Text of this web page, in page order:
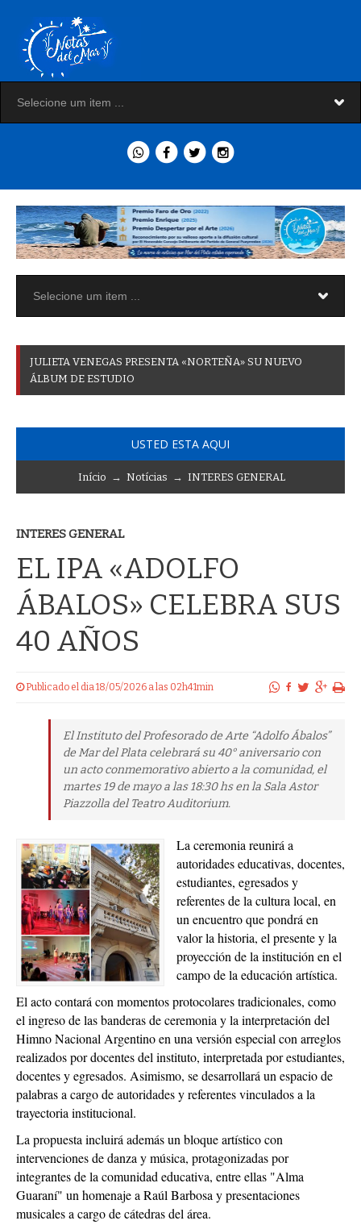
JULIETA VENEGAS PRESENTA «NORTEÑA» SU NUEVO
ÁLBUM DE ESTUDIO
USTED ESTA AQUI
Início → Notícias → INTERES GENERAL
INTERES GENERAL
EL IPA «ADOLFO
ÁBALOS» CELEBRA SUS
40 AÑOS
Publicado el dia 18/05/2026 a las 02h41min
El Instituto del Profesorado de Arte “Adolfo Ábalos”
de Mar del Plata celebrará su 40° aniversario con
un acto conmemorativo abierto a la comunidad, el
martes 19 de mayo a las 18:30 hs en la Sala Astor
Piazzolla del Teatro Auditorium.
La ceremonia reunirá a
autoridades educativas, docentes,
estudiantes, egresados y
referentes de la cultura local, en
un encuentro que pondrá en
valor la historia, el presente y la
proyección de la institución en el
campo de la educación artística.
El acto contará con momentos protocolares tradicionales, como
el ingreso de las banderas de ceremonia y la interpretación del
Himno Nacional Argentino en una versión especial con arreglos
realizados por docentes del instituto, interpretada por estudiantes,
docentes y egresados. Asimismo, se desarrollará un espacio de
palabras a cargo de autoridades y referentes vinculados a la
trayectoria institucional.
La propuesta incluirá además un bloque artístico con
intervenciones de danza y música, protagonizadas por
integrantes de la comunidad educativa, entre ellas "Alma
Guaraní" un homenaje a Raúl Barbosa y presentaciones
musicales a cargo de cátedras del área.